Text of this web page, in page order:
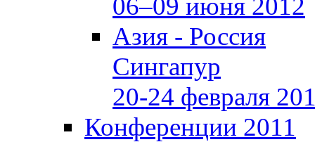
06–09 июня 2012
Азия - Россия
Сингапур
20-24 февраля
Конференции 2011